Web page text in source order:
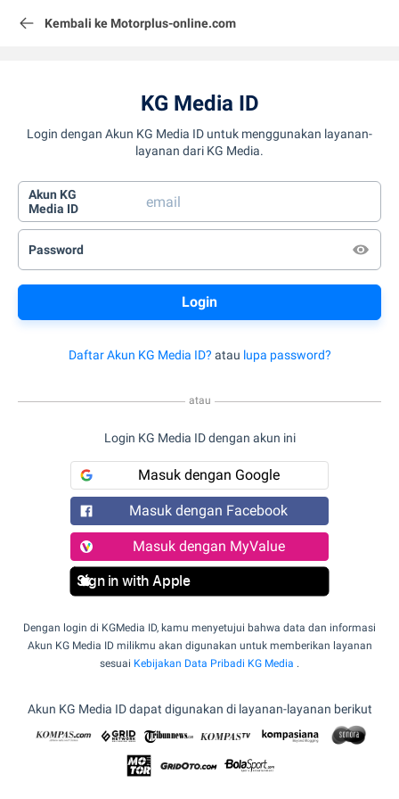
Kembali ke Motorplus-online.com
KG Media ID
Login dengan Akun KG Media ID untuk menggunakan layanan-
layanan dari KG Media.
Akun KG
Media ID
Password
Daftar Akun KG Media ID? atau lupa password?
atau
Login KG Media ID dengan akun ini
Masuk dengan Google
Masuk dengan Facebook
Masuk dengan MyValue
Sign in with Apple
Dengan login di KGMedia ID, kamu menyetujui bahwa data dan informasi
Akun KG Media ID milikmu akan digunakan untuk memberikan layanan
sesuai Kebijakan Data Pribadi KG Media .
Akun KG Media ID dapat digunakan di layanan-layanan berikut